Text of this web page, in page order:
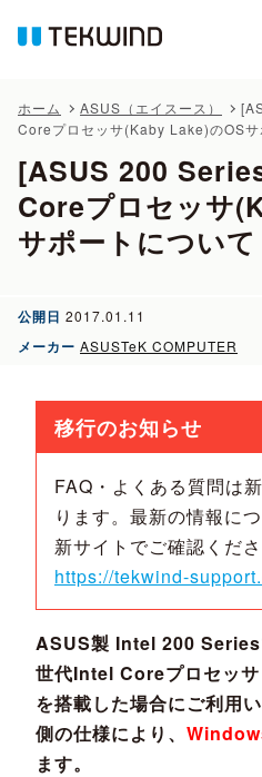
ホーム ASUS（エイスース）
Coreプロセッサ(Kaby Lake)のOSサ
[ASUS 200
Coreプロセッサ
サポートについて
公開日 2017.01.11
メーカー ASUSTeK COMPUTER
移行のお知らせ
FAQ・よくある質問は
ります。最新の情報に
新サイトでご確認くださ
https://tekwind-
ASUS製 Intel 200 Series
世代Intel Coreプロセッ
を搭載した場合にご利用
側の仕様により、
ます。